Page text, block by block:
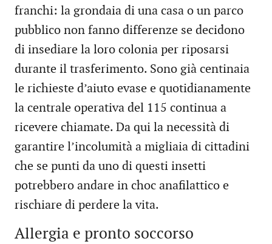
franchi: la grondaia di una casa o un parco
pubblico non fanno differenze se decidono
di insediare la loro colonia per riposarsi
durante il trasferimento. Sono già centinaia
le richieste d’aiuto evase e quotidianamente
la centrale operativa del 115 continua a
ricevere chiamate. Da qui la necessità di
garantire l’incolumità a migliaia di cittadini
che se punti da uno di questi insetti
potrebbero andare in choc anafilattico e
rischiare di perdere la vita.
Allergia e pronto soccorso